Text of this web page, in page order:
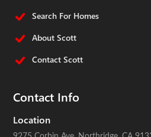
Search For Homes
About Scott
Contact Scott
Contact Info
Location